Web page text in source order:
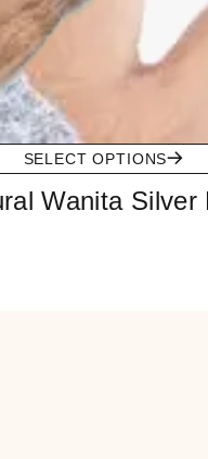
SELECT OPTIONS
Wanita